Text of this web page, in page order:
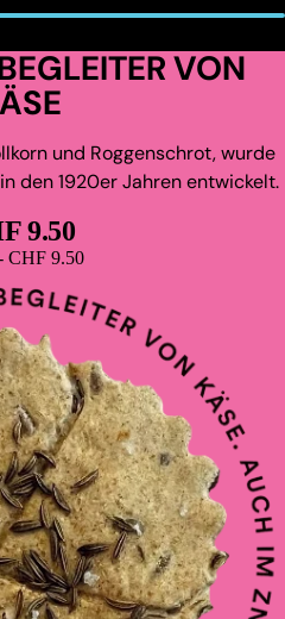
VON
und Roggenschrot, wurde
den 1920er Jahren entwickelt.
9.50
CHF 9.50